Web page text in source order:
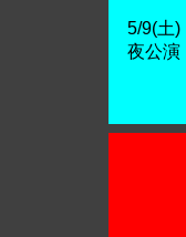
5/9(土)
夜公演